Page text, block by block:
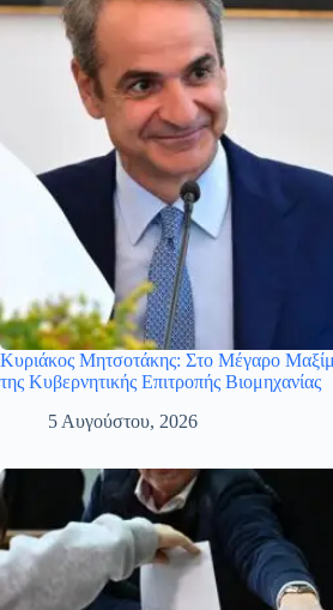
Κυριάκος Μητσοτάκης: Στο Μέγαρο
της Κυβερνητικής Επιτροπής Βιομηχανίας
5 Αυγούστου, 2026